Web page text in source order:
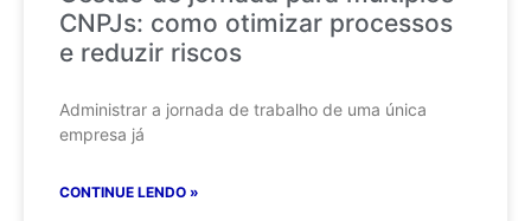
CNPJs: como otimizar processos
e reduzir riscos
Administrar a jornada de trabalho de uma única
empresa já
CONTINUE LENDO »